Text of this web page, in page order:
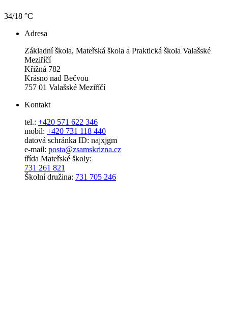
34/18 °C
Adresa
Základní škola, Mateřská škola a Praktická škola Valašské
Meziříčí
Křižná 782
Krásno nad Bečvou
757 01 Valašské Meziříčí
Kontakt
tel.: +420 571 622 346
mobil: +420 731 118 440
datová schránka ID: najxjgm
e-mail: posta@zsamskrizna.cz
třída Mateřské školy:
731 261 821
Školní družina: 731 705 246